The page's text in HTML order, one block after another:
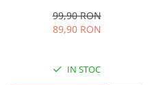
Deschidere 180°, Suprafata
de gatire 23 x 14 cm, Negru
99,90 RON
89,90 RON
IN STOC